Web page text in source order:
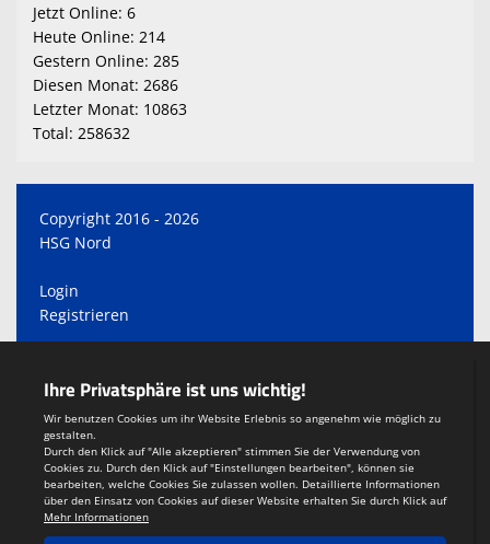
Jetzt Online: 6
Heute Online: 214
Gestern Online: 285
Diesen Monat: 2686
Letzter Monat: 10863
Total: 258632
Copyright 2016 - 2026
HSG Nord
Login
Registrieren
Teamsports 2
Dein Sportverein online